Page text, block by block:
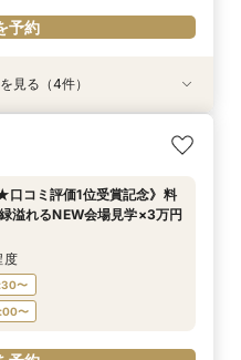
予約
談会】顔合わせから結婚式ま
〜
約
認定ウェルカムベビー会
美食を堪能♪お子様と一緒の
度
〜
予約
ホ＆自宅でOK★】オンライ
〜
約
を貸切OK】熊本の自然溢れ
族ウエディング
〜
約
見る（4件）
口コミ評価1位受賞記念》料
溢れるNEW会場見学×3万円
度
〜
〜